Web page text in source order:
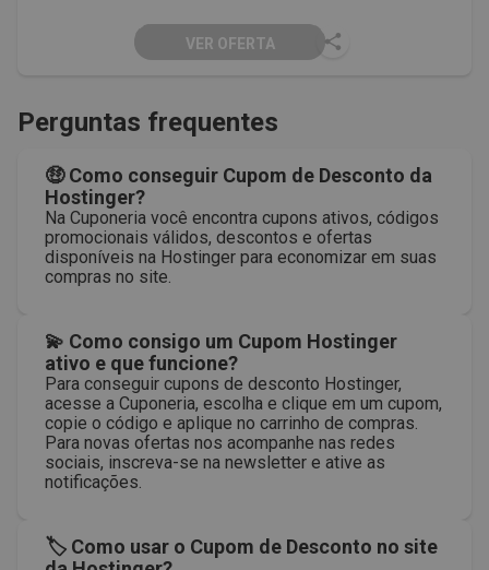
VER OFERTA
Perguntas frequentes
🤑 Como conseguir Cupom de Desconto da
Hostinger?
Na Cuponeria você encontra cupons ativos, códigos
promocionais válidos, descontos e ofertas
disponíveis na Hostinger para economizar em suas
compras no site.
💫 Como consigo um Cupom Hostinger
ativo e que funcione?
Para conseguir cupons de desconto Hostinger,
acesse a Cuponeria, escolha e clique em um cupom,
copie o código e aplique no carrinho de compras.
Para novas ofertas nos acompanhe nas redes
sociais, inscreva-se na newsletter e ative as
notificações.
🏷 Como usar o Cupom de Desconto no site